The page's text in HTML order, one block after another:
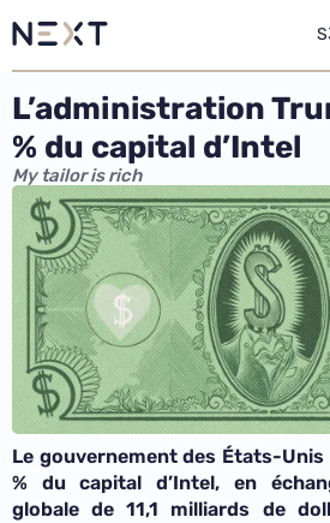
L’administration
% du capital d’Intel
My tailor is rich
Le gouvernement des États-
% du capital d’Intel, en
globale de 11,1 milliards de